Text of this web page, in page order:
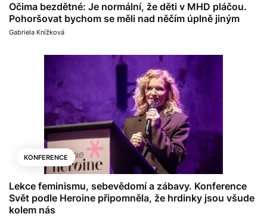
Očima bezdětné: Je normální, že děti v MHD pláčou.
Pohoršovat bychom se měli nad něčím úplně jiným
Gabriela Knížková
KONFERENCE
Lekce feminismu, sebevědomí a zábavy. Konference
Svět podle Heroine připomněla, že hrdinky jsou všude
kolem nás